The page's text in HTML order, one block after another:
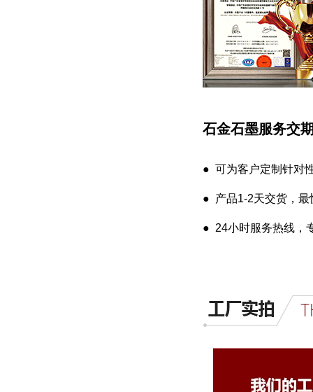
石金石墨服务交
● 可为客户定制针对
● 产品1-2天交货，最
● 24小时服务热线，